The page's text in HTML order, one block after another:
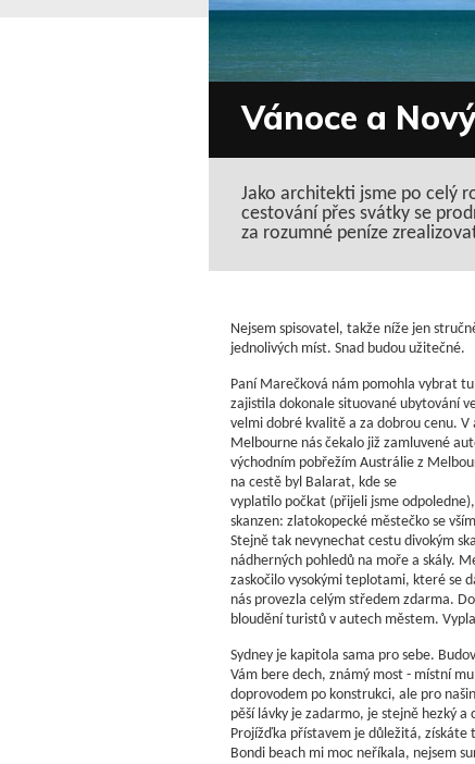
Vánoce a
Jako architekti jsme po celý
cestování přes svátky se
za rozumné peníze
Nejsem spisovatel, takže níže jen
jednolivých míst. Snad budou užitečné.
Paní Marečková nám pomohla vybrat
zajistila dokonale situované ubytování
velmi dobré kvalitě a za dobrou cenu.
Melbourne nás čekalo již zamluvené
východním pobřežím Austrálie z
na cestě byl Balarat, kde se
vyplatilo počkat (přijeli jsme
skanzen: zlatokopecké městečko se
Stejně tak nevynechat cestu divokým
nádherných pohledů na moře a skály.
zaskočilo vysokými teplotami, které se
nás provezla celým středem zdarma.
bloudění turistů v autech městem.
Sydney je kapitola sama pro sebe.
Vám bere dech, známý most - místní
doprovodem po konstrukci, ale pro
pěší lávky je zadarmo, je stejně hezký a
Projížďka přístavem je důležitá, získáte
Bondi beach mi moc neříkala, nejsem